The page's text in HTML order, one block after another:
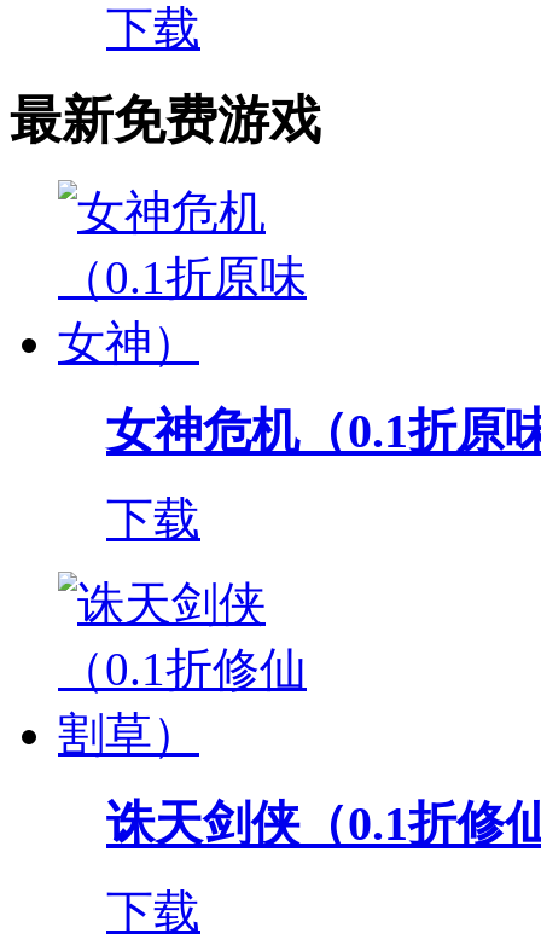
下载
最新免费游戏
女神危机（0.1折原
下载
诛天剑侠（0.1折修
下载